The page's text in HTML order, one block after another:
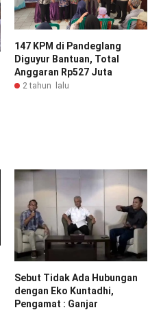
147 KPM di Pandeglang
Diguyur Bantuan, Total
Anggaran Rp527 Juta
2 tahun lalu
Sebut Tidak Ada Hubungan
dengan Eko Kuntadhi,
Pengamat : Ganjar